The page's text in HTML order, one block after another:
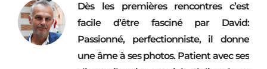
Dès les premières rencontres c’est
facile d’être fasciné par David:
Passionné, perfectionniste, il donne
une âme à ses photos. Patient avec ses